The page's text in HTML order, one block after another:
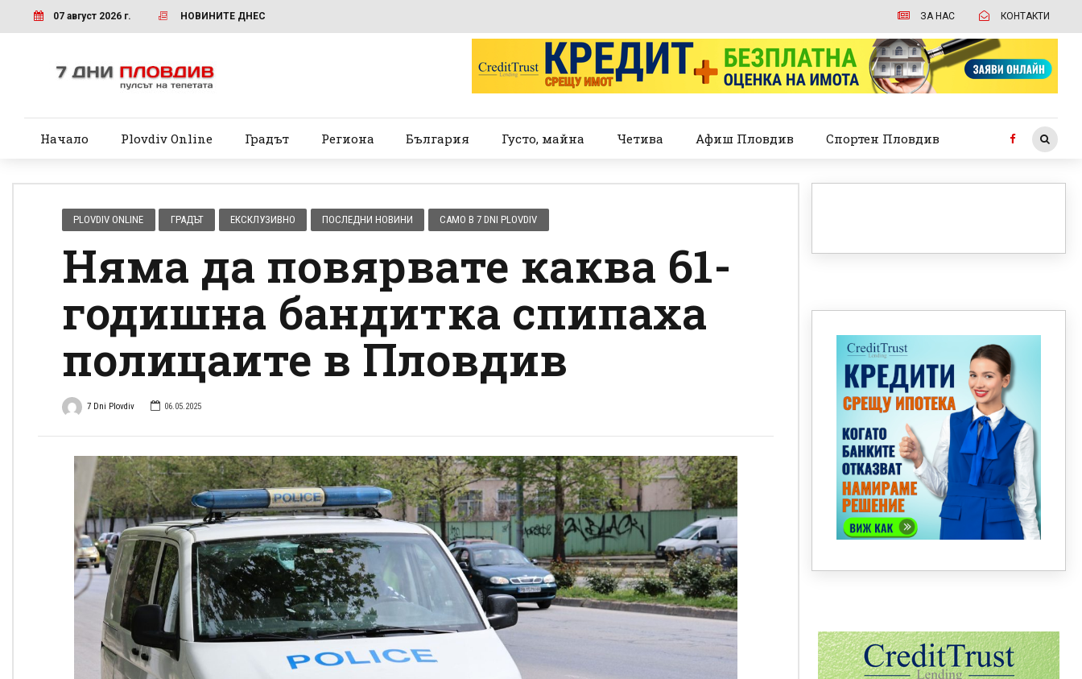
07 август 2026 г. НОВИНИТЕ ДНЕС ЗА НАС КОНТАКТИ
Начало Plovdiv Online Градът Региона България Густо, майна Четива Афиш Пловдив Спортен Пловдив
PLOVDIV ONLINE ГРАДЪТ ЕКСКЛУЗИВНО ПОСЛЕДНИ НОВИНИ САМО В 7 DNI PLOVDIV
Няма да повярвате каква 61-
годишна бандитка спипаха
полицаите в Пловдив
7 Dni Plovdiv 06.05.2025